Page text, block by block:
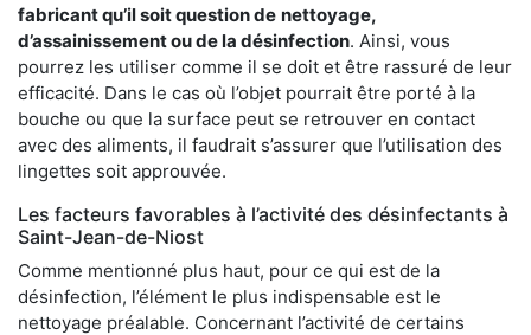
fabricant qu’il soit question de nettoyage,
d’assainissement ou de la désinfection. Ainsi, vous
pourrez les utiliser comme il se doit et être rassuré de leur
efficacité. Dans le cas où l’objet pourrait être porté à la
bouche ou que la surface peut se retrouver en contact
avec des aliments, il faudrait s’assurer que l’utilisation des
lingettes soit approuvée.
Les facteurs favorables à l’activité des désinfectants à
Saint-Jean-de-Niost
Comme mentionné plus haut, pour ce qui est de la
désinfection, l’élément le plus indispensable est le
nettoyage préalable. Concernant l’activité de certains